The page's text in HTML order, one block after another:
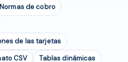
Normas de cobro
de las tarjetas
CSV
Tablas dinámicas